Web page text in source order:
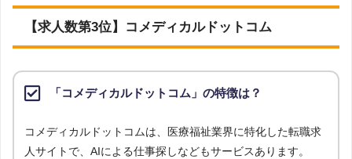
【求人数第3位】コメディカルドットコム
「コメディカルドットコム」の特徴は？
コメディカルドットコムは、医療福祉業界に特化した転職求
人サイトで、AIによる仕事探しなどもサービスあります。